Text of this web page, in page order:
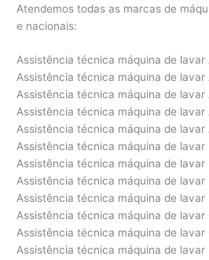
Atendemos todas as marcas de
e nacionais:
Assistência técnica máquina de lavar
Assistência técnica máquina de lavar
Assistência técnica máquina de lavar
Assistência técnica máquina de lavar
Assistência técnica máquina de lavar
Assistência técnica máquina de lavar
Assistência técnica máquina de lavar
Assistência técnica máquina de lavar
Assistência técnica máquina de lavar
Assistência técnica máquina de lavar
Assistência técnica máquina de lavar
Assistência técnica máquina de lavar